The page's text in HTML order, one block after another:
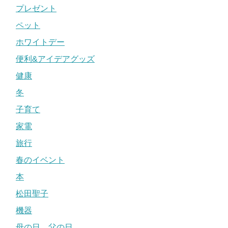
プレゼント
ペット
ホワイトデー
便利&アイデアグッズ
健康
冬
子育て
家電
旅行
春のイベント
本
松田聖子
機器